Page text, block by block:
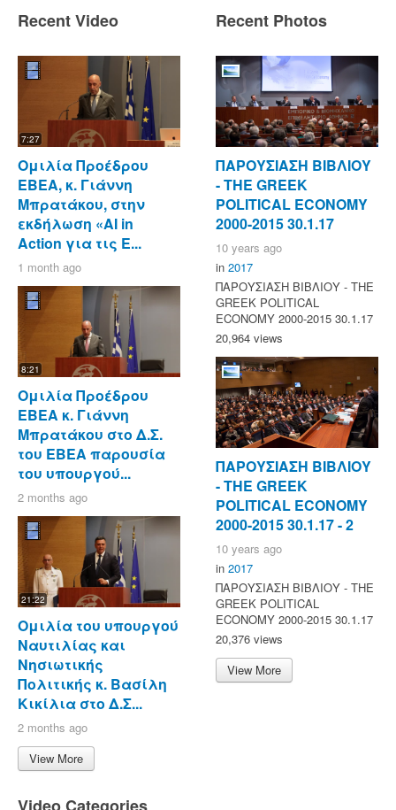
Recent Video
7:27
Ομιλία Προέδρου
ΕΒΕΑ, κ. Γιάννη
Μπρατάκου, στην
εκδήλωση «AI in
Action για τις Ε...
1 month ago
8:21
Ομιλία Προέδρου
ΕΒΕΑ κ. Γιάννη
Μπρατάκου στο Δ.Σ.
του ΕΒΕΑ παρουσία
του υπουργού...
2 months ago
21:22
Ομιλία του υπουργού
Ναυτιλίας και
Νησιωτικής
Πολιτικής κ. Βασίλη
Κικίλια στο Δ.Σ...
2 months ago
View More
Recent Photos
ΠΑΡΟΥΣΙΑΣΗ ΒΙΒΛΙΟΥ
- ΤΗΕ GREEK
POLITICAL ECONOMY
2000-2015 30.1.17
10 years ago
in 2017
ΠΑΡΟΥΣΙΑΣΗ ΒΙΒΛΙΟΥ - ΤΗΕ
GREEK POLITICAL
ECONOMY 2000-2015 30.1.17
20,964 views
ΠΑΡΟΥΣΙΑΣΗ ΒΙΒΛΙΟΥ
- ΤΗΕ GREEK
POLITICAL ECONOMY
2000-2015 30.1.17 - 2
10 years ago
in 2017
ΠΑΡΟΥΣΙΑΣΗ ΒΙΒΛΙΟΥ - ΤΗΕ
GREEK POLITICAL
ECONOMY 2000-2015 30.1.17
20,376 views
View More